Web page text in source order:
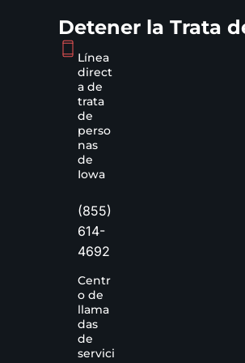
Detener la Trata
Línea
direct
a de
trata
de
perso
nas
de
Iowa
(855)
614-
4692
Centr
o de
llama
das
de
servici